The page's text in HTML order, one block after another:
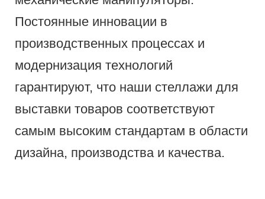
Постоянные инновации в
производственных процессах и
модернизация технологий
гарантируют, что наши стеллажи для
выставки товаров соответствуют
самым высоким стандартам в области
дизайна, производства и качества.